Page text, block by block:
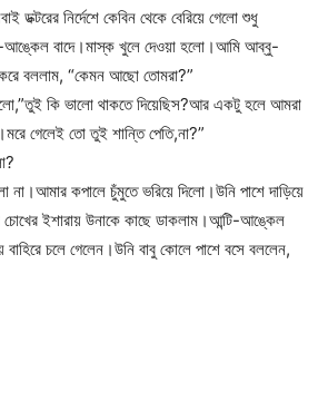
ডক্টরের নির্দেশে কেবিন থেকে বেরিয়ে গেলো শুধু
বাদে।মাস্ক খুলে দেওয়া হলো।আমি আব্বু-
বললাম, “কেমন আছো তোমরা?”
কি ভালো থাকতে দিয়েছিস?আর একটু হলে আমরা
গেলেই তো তুই শান্তি পেতি,না?”
কপালে চুঁমুতে ভরিয়ে দিলো।উনি পাশে দাড়িয়ে
ইশারায় উনাকে কাছে ডাকলাম।আন্টি-আঙ্কেল
চলে গেলেন।উনি বাবু কোলে পাশে বসে বললেন,